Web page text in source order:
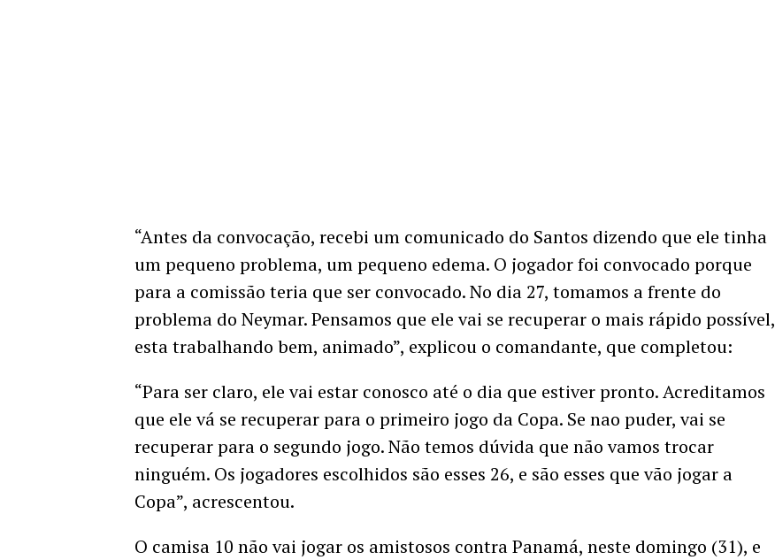
“Antes da convocação, recebi um comunicado do Santos dizendo que ele tinha
um pequeno problema, um pequeno edema. O jogador foi convocado porque
para a comissão teria que ser convocado. No dia 27, tomamos a frente do
problema do Neymar. Pensamos que ele vai se recuperar o mais rápido possível,
esta trabalhando bem, animado”, explicou o comandante, que completou:
“Para ser claro, ele vai estar conosco até o dia que estiver pronto. Acreditamos
que ele vá se recuperar para o primeiro jogo da Copa. Se nao puder, vai se
recuperar para o segundo jogo. Não temos dúvida que não vamos trocar
ninguém. Os jogadores escolhidos são esses 26, e são esses que vão jogar a
Copa”, acrescentou.
O camisa 10 não vai jogar os amistosos contra Panamá, neste domingo (31), e